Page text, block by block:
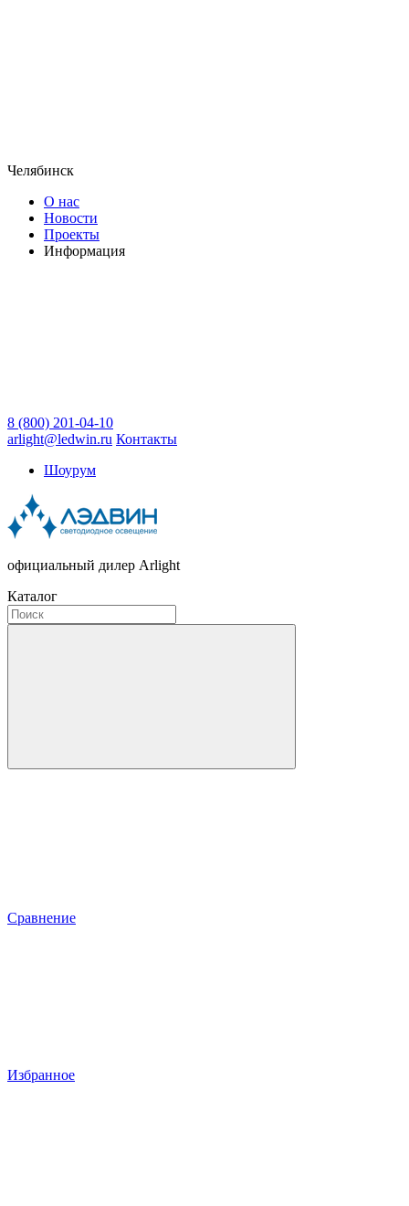
Челябинск
О нас
Новости
Проекты
Информация
8 (800) 201-04-10
arlight@ledwin.ru Контакты
Шоурум
официальный дилер Arlight
Каталог
Сравнение
Избранное